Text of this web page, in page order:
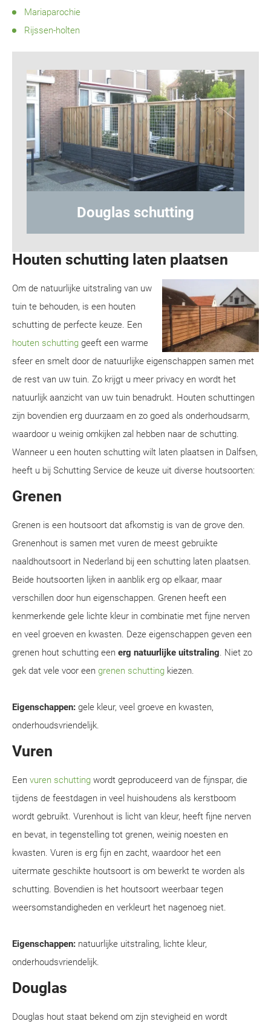
Mariaparochie
Rijssen-holten
Hout-betonschutting
Houten schutting laten plaatsen
Om de natuurlijke uitstraling van uw
tuin te behouden, is een houten
schutting de perfecte keuze. Een
houten schutting geeft een warme
sfeer en smelt door de natuurlijke eigenschappen samen met
de rest van uw tuin. Zo krijgt u meer privacy en wordt het
natuurlijk aanzicht van uw tuin benadrukt. Houten schuttingen
zijn bovendien erg duurzaam en zo goed als onderhoudsarm,
waardoor u weinig omkijken zal hebben naar de schutting.
Wanneer u een houten schutting wilt laten plaatsen in Dalfsen,
heeft u bij Schutting Service de keuze uit diverse houtsoorten:
Grenen
Grenen is een houtsoort dat afkomstig is van de grove den.
Grenenhout is samen met vuren de meest gebruikte
naaldhoutsoort in Nederland bij een schutting laten plaatsen.
Beide houtsoorten lijken in aanblik erg op elkaar, maar
verschillen door hun eigenschappen. Grenen heeft een
kenmerkende gele lichte kleur in combinatie met fijne nerven
en veel groeven en kwasten. Deze eigenschappen geven een
grenen hout schutting een erg natuurlijke uitstraling. Niet zo
gek dat vele voor een grenen schutting kiezen.
Eigenschappen: gele kleur, veel groeve en kwasten,
onderhoudsvriendelijk.
Vuren
Een vuren schutting wordt geproduceerd van de fijnspar, die
tijdens de feestdagen in veel huishoudens als kerstboom
wordt gebruikt. Vurenhout is licht van kleur, heeft fijne nerven
en bevat, in tegenstelling tot grenen, weinig noesten en
kwasten. Vuren is erg fijn en zacht, waardoor het een
uitermate geschikte houtsoort is om bewerkt te worden als
schutting. Bovendien is het houtsoort weerbaar tegen
weersomstandigheden en verkleurt het nagenoeg niet.
Eigenschappen: natuurlijke uitstraling, lichte kleur,
onderhoudsvriendelijk.
Douglas
Douglas hout staat bekend om zijn stevigheid en wordt